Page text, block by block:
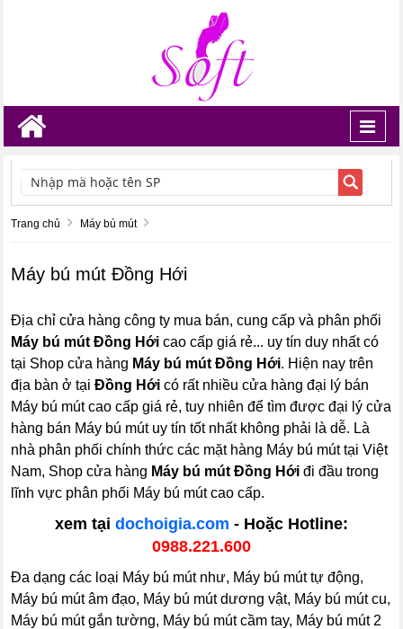
TÌM KIẾM
Trang chủ Máy bú mút
Máy bú mút Đồng Hới
Địa chỉ cửa hàng công ty mua bán, cung cấp và phân phối
Máy bú mút Đồng Hới cao cấp giá rẻ... uy tín duy nhất có
tại Shop cửa hàng Máy bú mút Đồng Hới. Hiện nay trên
địa bàn ở tạiĐồng Hới có rất nhiều cửa hàng đại lý bán
Máy bú mút cao cấp giá rẻ, tuy nhiên để tìm được đại lý cửa
hàng bán Máy bú mút uy tín tốt nhất không phải là dễ. Là
nhà phân phối chính thức các mặt hàng Máy bú mút tại Việt
Nam, Shop cửa hàng Máy bú mút Đồng Hới đi đầu trong
lĩnh vực phân phối Máy bú mút cao cấp.
xem tại dochoigia.com - Hoặc Hotline:
0988.221.600
Đa dạng các loại Máy bú mút như, Máy bú mút tự động,
Máy bú mút âm đạo, Máy bú mút dương vật, Máy bú mút cu,
Máy bú mút gắn tường, Máy bú mút cầm tay, Máy bú mút 2